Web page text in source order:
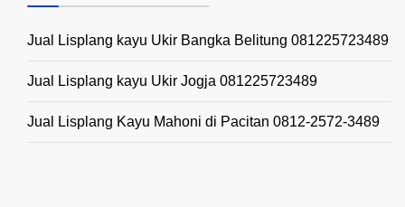
Jual Lisplang kayu Ukir Bangka Belitung 081225723489
Jual Lisplang kayu Ukir Jogja 081225723489
Jual Lisplang Kayu Mahoni di Pacitan 0812-2572-3489